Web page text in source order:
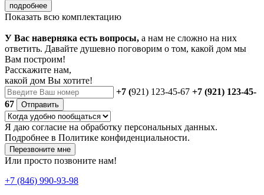
подробнее
Показать всю комплектацию
У Вас наверняка есть вопросы, а нам не сложно на них
ответить. Давайте душевно поговорим о том, какой дом мы
Вам построим!
Расскажите нам,
какой дом Вы хотите!
+7 (921) 123-45-67 +7 (921) 123-45-
67
Отправить
Я даю согласие на обработку персональных данных.
Подробнее в Политике конфиденциальности.
Перезвоните мне
Или просто позвоните нам!
+7 (846) 990-93-98